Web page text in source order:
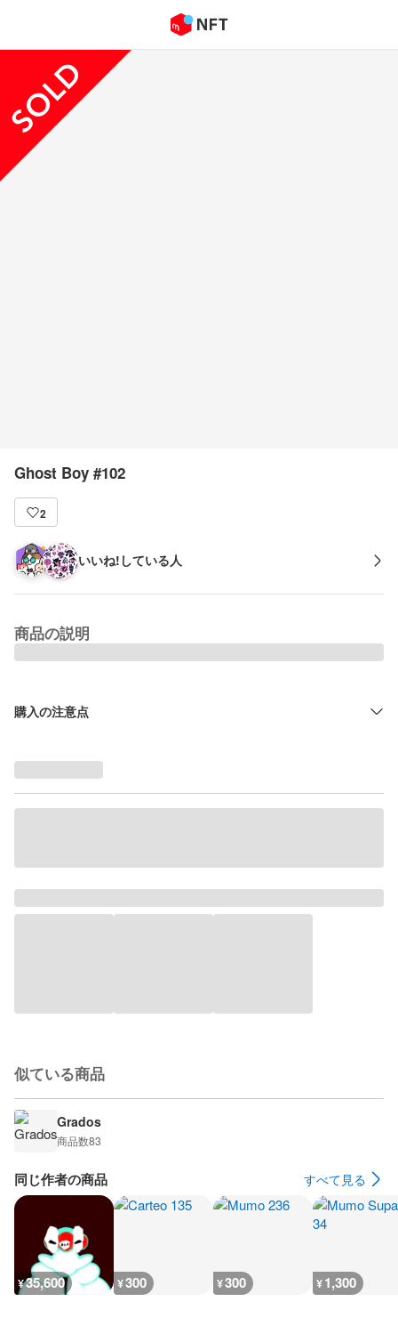
Ghost Boy #102
2
いいね!している人
商品の説明
購入の注意点
似ている商品
Grados
商品数83
同じ作者の商品 すべて見る
¥35,600 ¥300 ¥300 ¥1,300